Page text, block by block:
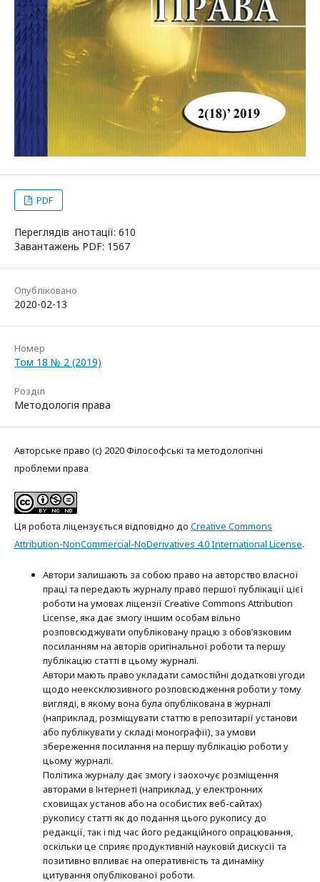
PDF
Переглядів анотації: 610
Завантажень PDF: 1567
Опубліковано
2020-02-13
Номер
Том 18 № 2 (2019)
Розділ
Методологія права
Авторське право (c) 2020 Філософські та методологічні
проблеми права
Ця робота ліцензується відповідно до Creative Commons
Attribution-NonCommercial-NoDerivatives 4.0 International License.
Автори залишають за собою право на авторство власної
праці та передають журналу право першої публікації цієї
роботи на умовах ліцензії Creative Commons Attribution
License, яка дає змогу іншим особам вільно
розповсюджувати опубліковану працю з обов’язковим
посиланням на авторів оригінальної роботи та першу
публікацію статті в цьому журналі.
Автори мають право укладати самостійні додаткові угоди
щодо неексклюзивного розповсюдження роботи у тому
вигляді, в якому вона була опублікована в журналі
(наприклад, розміщувати статтю в репозитарії установи
або публікувати у складі монографії), за умови
збереження посилання на першу публікацію роботи у
цьому журналі.
Політика журналу дає змогу і заохочує розміщення
авторами в Інтернеті (наприклад, у електронних
сховищах установ або на особистих веб-сайтах)
рукопису статті як до подання цього рукопису до
редакції, так і під час його редакційного опрацювання,
оскільки це сприяє продуктивній науковій дискусії та
позитивно впливає на оперативність та динаміку
цитування опублікованої роботи.